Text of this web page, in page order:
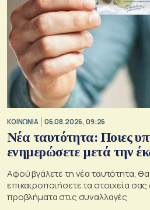
ΚΟΙΝΩΝΙΑ 06.08.2026, 09:26
Νέα ταυτότητα: Ποιες
ενημερώσετε μετά την
Αφού βγάλετε τη νέα ταυτότητα, θα
επικαιροποιήσετε τα στοιχεία
προβλήματα στις συναλλαγές